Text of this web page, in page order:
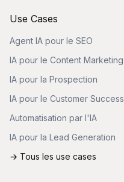
Use Cases
Agent IA pour le SEO
IA pour le Content Marketing
IA pour la Prospection
IA pour le Customer Success
Automatisation par l'IA
IA pour la Lead Generation
→ Tous les use cases